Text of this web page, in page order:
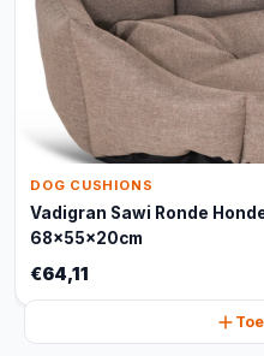
DOG CUSHIONS
Vadigran Sawi Ronde
68x55x20cm
€64,11